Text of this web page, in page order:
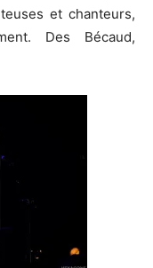
et chanteurs,
Des Bécaud,